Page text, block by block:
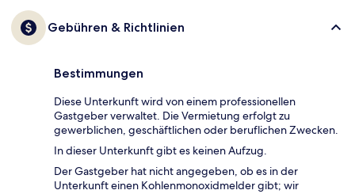
Gebühren & Richtlinien
Bestimmungen
Diese Unterkunft wird von einem professionellen
Gastgeber verwaltet. Die Vermietung erfolgt zu
gewerblichen, geschäftlichen oder beruflichen Zwecken.
In dieser Unterkunft gibt es keinen Aufzug.
Der Gastgeber hat nicht angegeben, ob es in der
Unterkunft einen Kohlenmonoxidmelder gibt; wir